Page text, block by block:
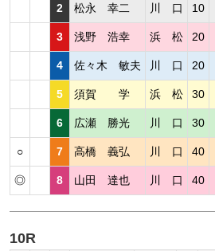
2 松永 幸二 川 口 10
3 浅野 浩幸 浜 松 20
4 佐々木 敏夫 川 口 20
5 須賀 学 浜 松 30
6 広瀬 勝光 川 口 30
○ 7 高橋 義弘 川 口 40
◎ 8 山田 達也 川 口 40
10R